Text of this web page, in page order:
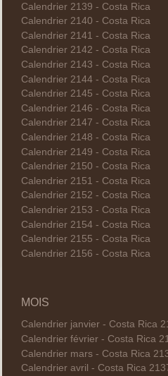
Calendrier 2139 - Costa Rica
Calendrier 2140 - Costa Rica
Calendrier 2141 - Costa Rica
Calendrier 2142 - Costa Rica
Calendrier 2143 - Costa Rica
Calendrier 2144 - Costa Rica
Calendrier 2145 - Costa Rica
Calendrier 2146 - Costa Rica
Calendrier 2147 - Costa Rica
Calendrier 2148 - Costa Rica
Calendrier 2149 - Costa Rica
Calendrier 2150 - Costa Rica
Calendrier 2151 - Costa Rica
Calendrier 2152 - Costa Rica
Calendrier 2153 - Costa Rica
Calendrier 2154 - Costa Rica
Calendrier 2155 - Costa Rica
Calendrier 2156 - Costa Rica
MOIS
Calendrier janvier - Costa Rica
Calendrier février - Costa Rica
Calendrier mars - Costa Rica
Calendrier avril - Costa Rica